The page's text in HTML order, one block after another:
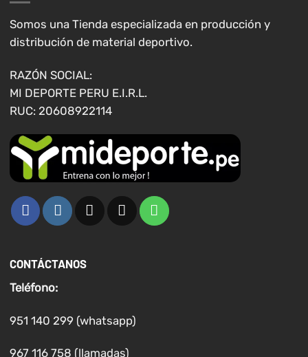
pueden
elegir
en
página
de
producto
elegir
en
Somos una Tienda especializada en producción y
distribución de material deportivo.
RAZÓN SOCIAL:
MI DEPORTE PERU E.I.R.L.
RUC: 20608922114
CONTÁCTANOS
Teléfono:
951 140 299 (whatsapp)
967 116 758 (llamadas)